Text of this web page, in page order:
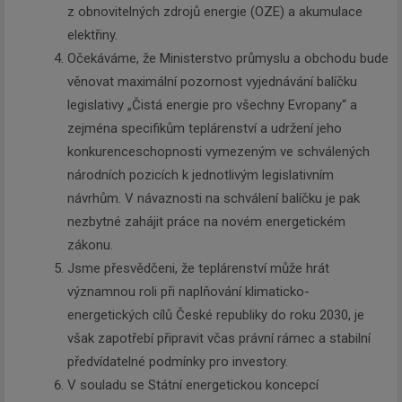
z obnovitelných zdrojů energie (OZE) a akumulace
elektřiny.
Očekáváme, že Ministerstvo průmyslu a obchodu bude
věnovat maximální pozornost vyjednávání balíčku
legislativy „Čistá energie pro všechny Evropany“ a
zejména specifikům teplárenství a udržení jeho
konkurenceschopnosti vymezeným ve schválených
národních pozicích k jednotlivým legislativním
návrhům. V návaznosti na schválení balíčku je pak
nezbytné zahájit práce na novém energetickém
zákonu.
Jsme přesvědčeni, že teplárenství může hrát
významnou roli při naplňování klimaticko-
energetických cílů České republiky do roku 2030, je
však zapotřebí připravit včas právní rámec a stabilní
předvídatelné podmínky pro investory.
V souladu se Státní energetickou koncepcí